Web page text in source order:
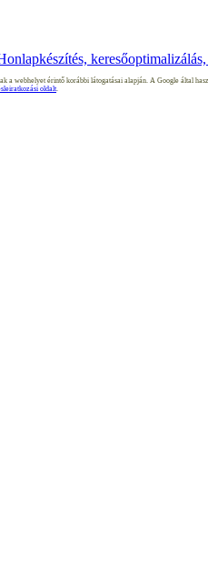
webhelyet érintő korábbi látogatásai alapján. A Google által
oldalt.